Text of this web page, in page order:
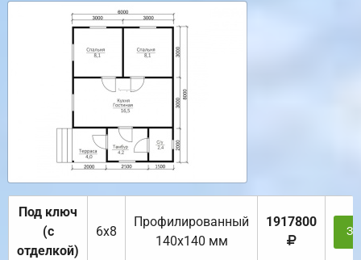
Под ключ
(с
отделкой)
6х8
Профилированный
140х140 мм
1917800